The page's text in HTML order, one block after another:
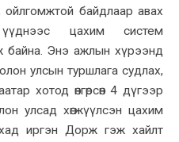
байдлаар авах
цахим систем
байна. Энэ ажлын хүрээнд
улсын туршлага судлах,
хотод өнгөрсөн 4 дүгээр
улсад хөгжүүлсэн цахим
иргэн Дорж гэж хайлт